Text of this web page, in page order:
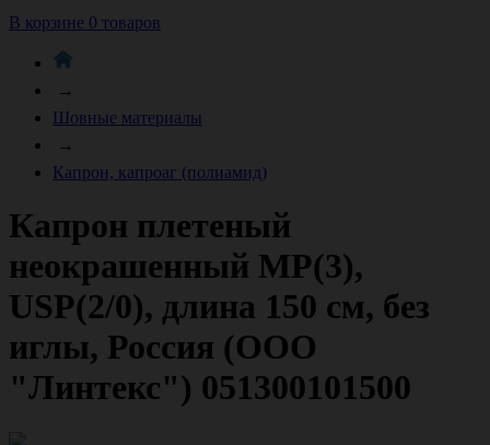
В корзине 0 товаров
→
Шовные материалы
→
Капрон, капроаг (полиамид)
Капрон плетеный
неокрашенный МР(3),
USP(2/0), длина 150 см, без
иглы, Россия (ООО
"Линтекс") 051300101500